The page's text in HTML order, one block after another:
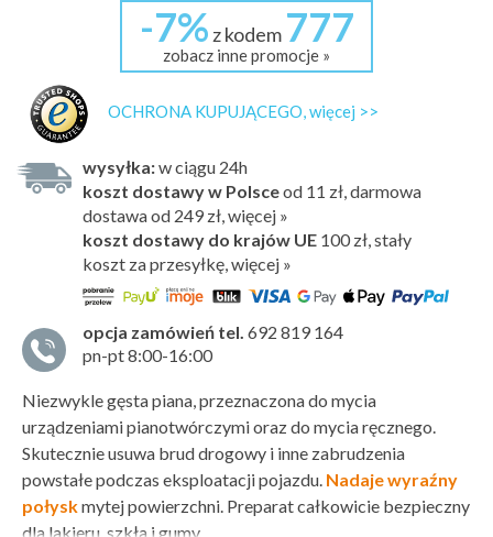
-7% z kodem 777
zobacz inne promocje »
OCHRONA KUPUJĄCEGO, więcej >>
wysyłka:w ciągu 24h
koszt dostawy w Polsceod 11 zł, darmowa
dostawa od 249 zł, więcej »
koszt dostawy do krajów UE 100 zł, stały
koszt za przesyłkę, więcej »
opcja zamówień tel. 692 819 164
pn-pt 8:00-16:00
Niezwykle gęsta piana, przeznaczona do mycia
urządzeniami pianotwórczymi oraz do mycia ręcznego.
Skutecznie usuwa brud drogowy i inne zabrudzenia
powstałe podczas eksploatacji pojazdu. Nadaje wyraźny
połyskmytej powierzchni. Preparat całkowicie bezpieczny
dla lakieru, szkła i gumy.